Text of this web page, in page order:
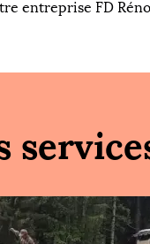
entreprise FD